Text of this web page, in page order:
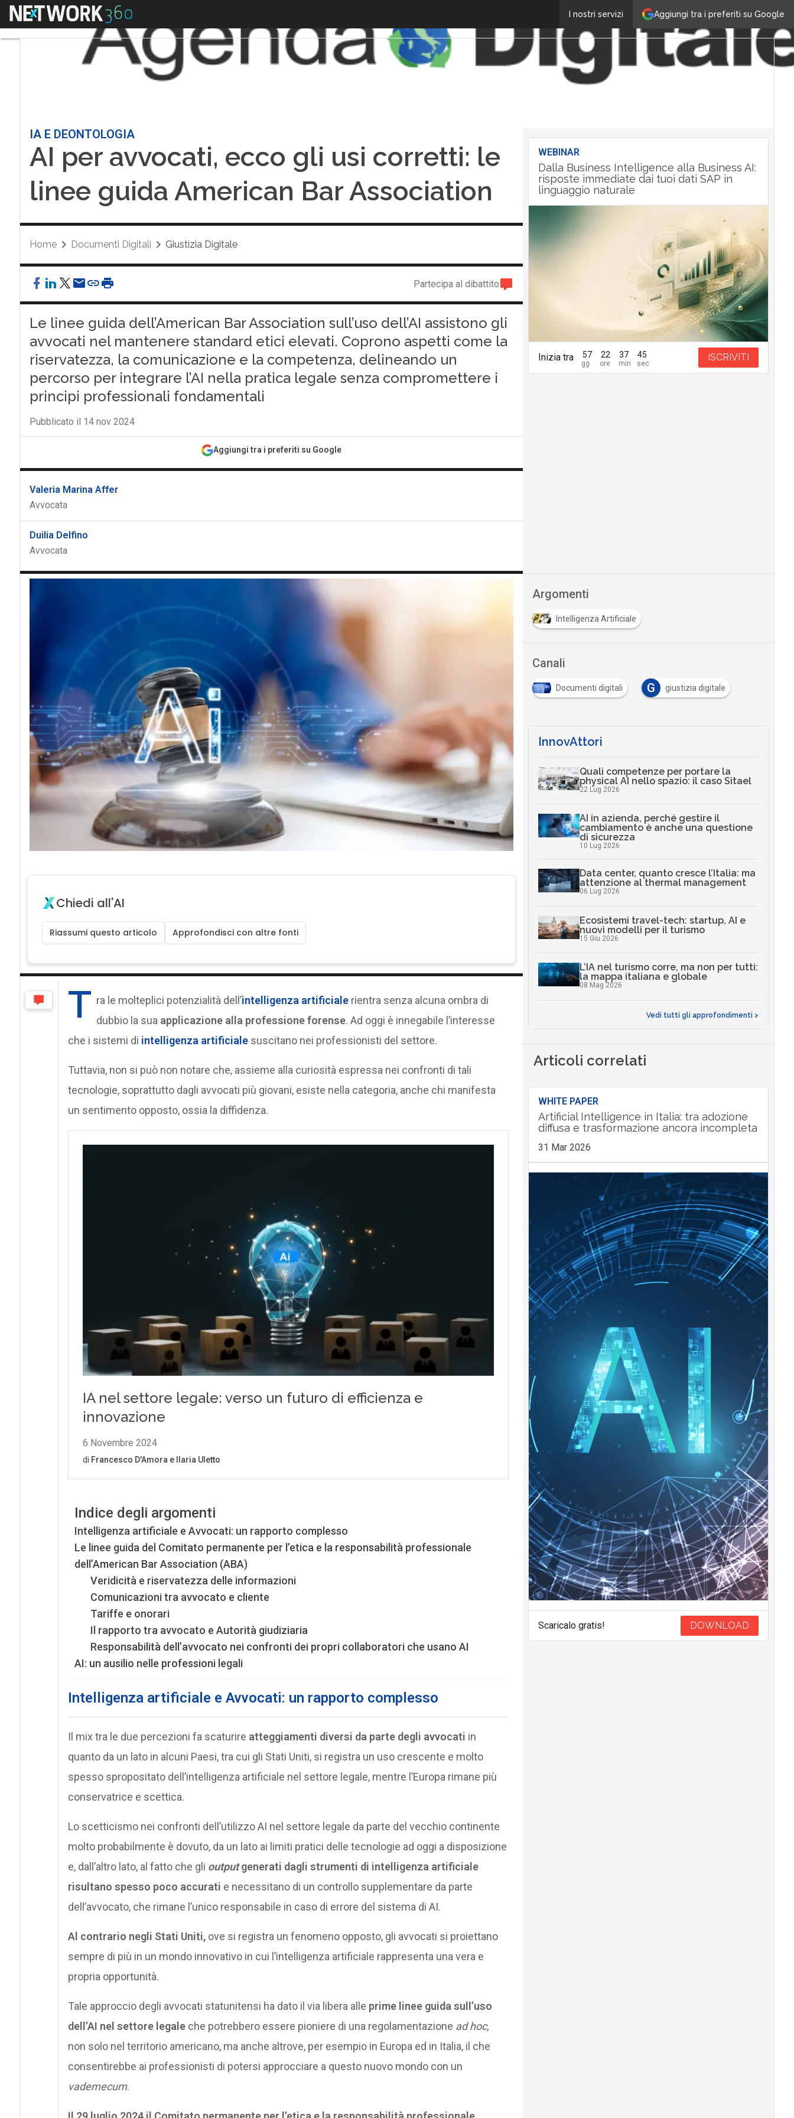
Aggiungi tra i preferiti su Google
I nostri servizi
Menu
IA E DEONTOLOGIA
AI per avvocati, ecco gli usi corretti: le
linee guida American Bar Association
Home Documenti Digitali Giustizia Digitale
Partecipa al dibattito
Le linee guida dell’American Bar Association sull’uso dell’AI assistono gli
avvocati nel mantenere standard etici elevati. Coprono aspetti come la
riservatezza, la comunicazione e la competenza, delineando un
percorso per integrare l’AI nella pratica legale senza compromettere i
principi professionali fondamentali
Pubblicato il 14 nov 2024
Aggiungi tra i preferiti su Google
Valeria Marina Affer
Avvocata
Duilia Delfino
Avvocata
Chiedi all'AI
Riassumi questo articolo Approfondisci con altre fonti
T ra le molteplici potenzialità dell’intelligenza artificiale rientra senza alcuna ombra di
dubbio la sua applicazione alla professione forense. Ad oggi è innegabile l’interesse
che i sistemi di intelligenza artificialesuscitano nei professionisti del settore.
Tuttavia, non si può non notare che, assieme alla curiosità espressa nei confronti di tali
tecnologie, soprattutto dagli avvocati più giovani, esiste nella categoria, anche chi manifesta
un sentimento opposto, ossia la diffidenza.
Indice degli argomenti
Intelligenza artificiale e Avvocati: un rapporto complesso
Le linee guida del Comitato permanente per l’etica e la responsabilità professionale
dell’American Bar Association (ABA)
Veridicità e riservatezza delle informazioni
Comunicazioni tra avvocato e cliente
Tariffe e onorari
Il rapporto tra avvocato e Autorità giudiziaria
Responsabilità dell’avvocato nei confronti dei propri collaboratori che usano AI
AI: un ausilio nelle professioni legali
Intelligenza artificiale e Avvocati: un rapporto complesso
Il mix tra le due percezioni fa scaturire atteggiamenti diversi da parte degli avvocati in
quanto da un lato in alcuni Paesi, tra cui gli Stati Uniti, si registra un uso crescente e molto
spesso spropositato dell’intelligenza artificiale nel settore legale, mentre l’Europa rimane più
conservatrice e scettica.
Lo scetticismo nei confronti dell’utilizzo AI nel settore legale da parte del vecchio continente
molto probabilmente è dovuto, da un lato ai limiti pratici delle tecnologie ad oggi a disposizione
e, dall’altro lato, al fatto che gli outputgenerati dagli strumenti di intelligenza artificiale
risultano spesso poco accurati e necessitano di un controllo supplementare da parte
dell’avvocato, che rimane l’unico responsabile in caso di errore del sistema di AI.
Al contrario negli Stati Uniti,ove si registra un fenomeno opposto, gli avvocati si proiettano
sempre di più in un mondo innovativo in cui l’intelligenza artificiale rappresenta una vera e
propria opportunità.
Tale approccio degli avvocati statunitensi ha dato il via libera alle prime linee guida sull’uso
dell’AI nel settore legaleche potrebbero essere pioniere di una regolamentazione ad hoc,
non solo nel territorio americano, ma anche altrove, per esempio in Europa ed in Italia, il che
consentirebbe ai professionisti di potersi approcciare a questo nuovo mondo con un
vademecum.
WEBINAR
Dalla Business Intelligence alla Business AI:
risposte immediate dai tuoi dati SAP in
linguaggio naturale
Inizia tra 57 22 37 44 ISCRIVITI
Argomenti
Intelligenza Artificiale
Canali
Documenti digitali G giustizia digitale
InnovAttori
Quali competenze per portare la
physical AI nello spazio: il caso Sitael
22 Lug 2026
AI in azienda, perché gestire il
cambiamento è anche una questione
di sicurezza
10 Lug 2026
Data center, quanto cresce l’Italia: ma
attenzione al thermal management
06 Lug 2026
Ecosistemi travel-tech: startup, AI e
nuovi modelli per il turismo
15 Giu 2026
L’IA nel turismo corre, ma non per tutti:
la mappa italiana e globale
08 Mag 2026
Vedi tutti gli approfondimenti >
Articoli correlati
WHITE PAPER
Artificial Intelligence in Italia: tra adozione
diffusa e trasformazione ancora incompleta
31 Mar 2026
Scaricalo gratis! DOWNLOAD